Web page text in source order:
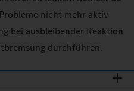
nicht mehr aktiv
bei ausbleibender Reaktion
durchführen.